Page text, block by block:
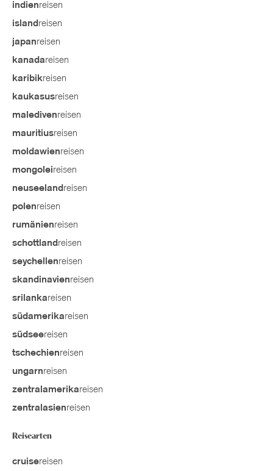
indienreisen
island reisen
japanreisen
kanadareisen
karibikreisen
kaukasusreisen
maledivenreisen
mauritiusreisen
moldawienreisen
mongoleireisen
neuseeland reisen
polenreisen
rumänienreisen
schottland reisen
seychellenreisen
skandinavienreisen
srilankareisen
südamerikareisen
südseereisen
tschechienreisen
ungarnreisen
zentralamerikareisen
zentralasienreisen
Reisearten
cruisereisen